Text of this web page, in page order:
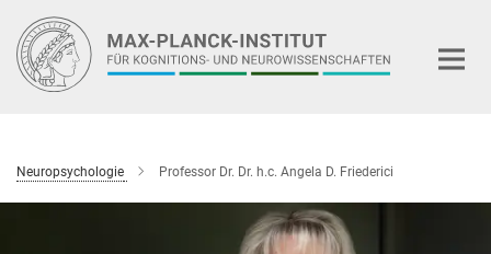
Hauptinhalt
Neuropsychologie Professor Dr. Dr. h.c. Angela D. Friederici